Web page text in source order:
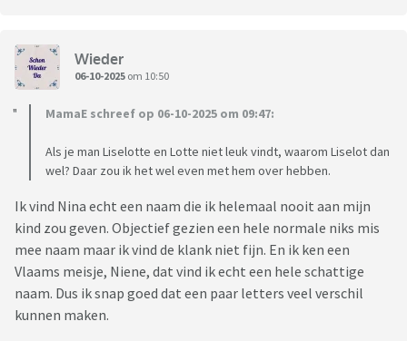
Wieder
06-10-2025 om 10:50
MamaE schreef op 06-10-2025 om 09:47:
Als je man Liselotte en Lotte niet leuk vindt, waarom Liselot dan
wel? Daar zou ik het wel even met hem over hebben.
Ik vind Nina echt een naam die ik helemaal nooit aan mijn
kind zou geven. Objectief gezien een hele normale niks mis
mee naam maar ik vind de klank niet fijn. En ik ken een
Vlaams meisje, Niene, dat vind ik echt een hele schattige
naam. Dus ik snap goed dat een paar letters veel verschil
kunnen maken.